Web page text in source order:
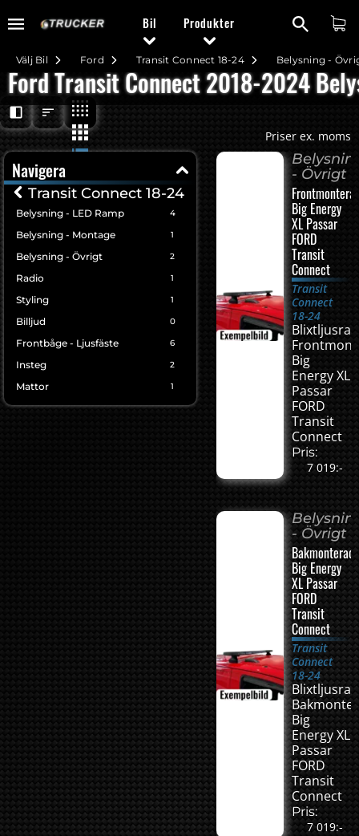
Bil Produkter
Belysning -
Transit Connect 18-24
Ford
Välj Bil
Ford Transit Connect 2018-2024
Priser ex. moms
Navigera
Transit Connect 18-24
Belysning - LED Ramp 4
Belysning - Montage 1
Belysning - Övrigt 2
Radio 1
Styling 1
Billjud 0
Frontbåge - Ljusfäste 6
Insteg 2
Mattor 1
- Övrigt
Big Energy
XL Passar
FORD
Transit
Connect
Transit
Connect
18-24
Big
Energy XL
Passar
FORD
Transit
Connect
Pris:
7 019:-
- Övrigt
Bakmonterad
Big Energy
XL Passar
FORD
Transit
Connect
Transit
Connect
18-24
Big
Energy XL
Passar
FORD
Transit
Connect
Pris:
7 019:-